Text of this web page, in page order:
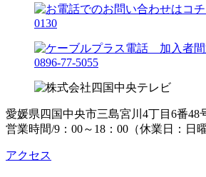
愛媛県四国中央市三島宮川4丁目6番48
営業時間/9：00～18：00（休業日：日
アクセス